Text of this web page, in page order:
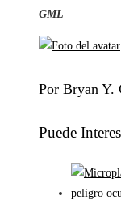
GML
Por Bryan Y.
Puede